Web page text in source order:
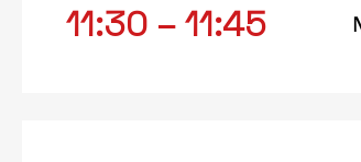
11:30 – 11:45